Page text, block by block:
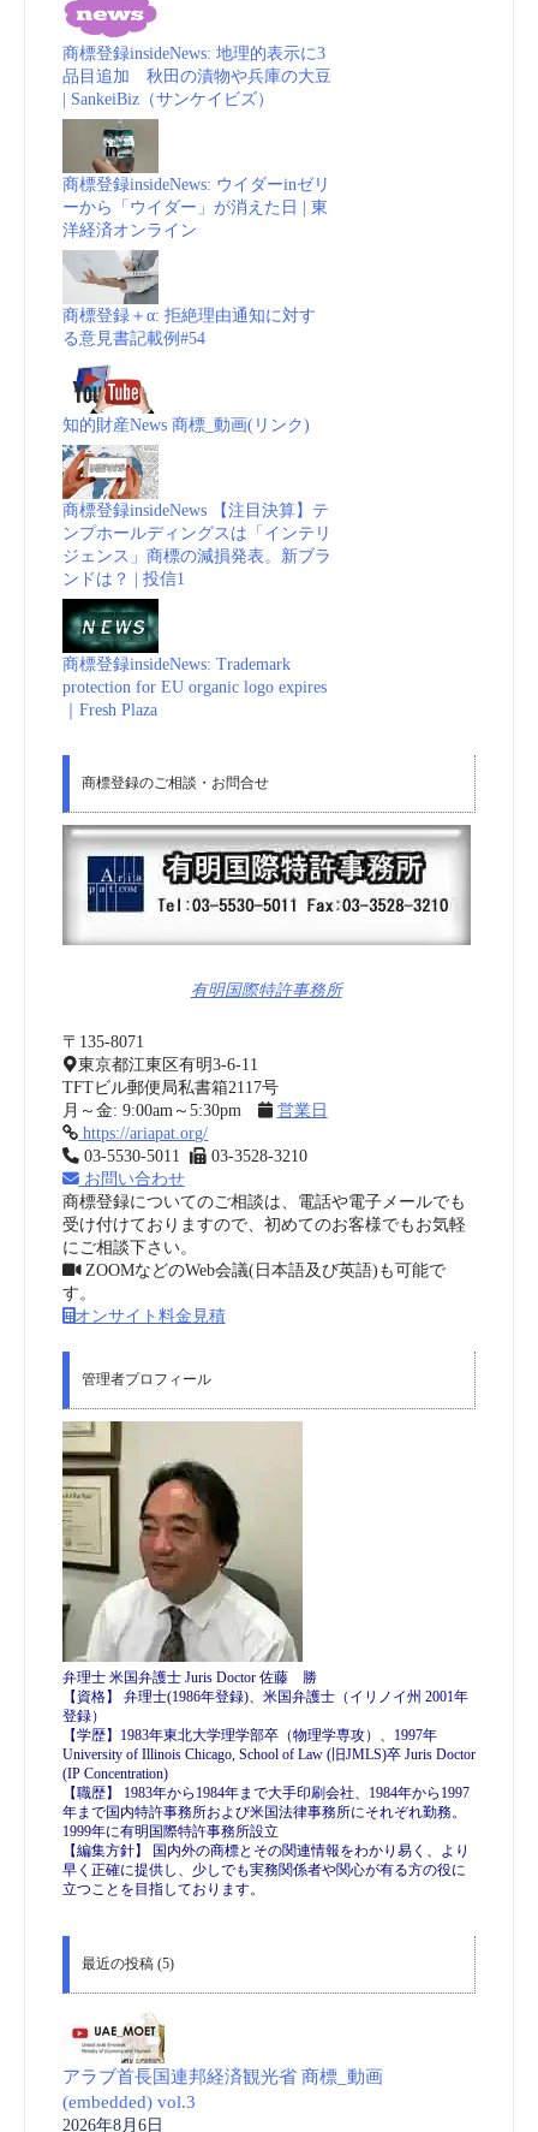
商標登録insideNews: 地理的表示に3
品目追加 秋田の漬物や兵庫の大豆
| SankeiBiz（サンケイビズ）
商標登録insideNews: ウイダーinゼリ
ーから「ウイダー」が消えた日 | 東
洋経済オンライン
商標登録＋α: 拒絶理由通知に対す
る意見書記載例#54
知的財産News 商標_動画(リンク)
商標登録insideNews 【注目決算】テ
ンプホールディングスは「インテリ
ジェンス」商標の減損発表。新ブラ
ンドは？ | 投信1
商標登録insideNews: Trademark
protection for EU organic logo expires
｜Fresh Plaza
商標登録のご相談・お問合せ
有明国際特許事務所
〒135-8071
東京都江東区有明3-6-11
TFTビル郵便局私書箱2117号
月～金: 9:00am～5:30pm
営業日
https://ariapat.org/
03-5530-5011
03-3528-3210
お問い合わせ
商標登録についてのご相談は、電話や電子メールでも
受け付けておりますので、初めてのお客様でもお気軽
にご相談下さい。
ZOOMなどのWeb会議(日本語及び英語)も可能で
す。
オンサイト料金見積
管理者プロフィール
弁理士 米国弁護士 Juris Doctor 佐藤 勝
【資格】 弁理士(1986年登録)、米国弁護士（イリノイ州 2001年
登録）
【学歴】1983年東北大学理学部卒（物理学専攻）、1997年
University of Illinois Chicago, School of Law (旧JMLS)卒 Juris Doctor
(IP Concentration)
【職歴】 1983年から1984年まで大手印刷会社、1984年から1997
年まで国内特許事務所および米国法律事務所にそれぞれ勤務。
1999年に有明国際特許事務所設立
【編集方針】 国内外の商標とその関連情報をわかり易く、より
早く正確に提供し、少しでも実務関係者や関心が有る方の役に
立つことを目指しております。
最近の投稿 (5)
アラブ首長国連邦経済観光省 商標_動画
(embedded) vol.3
2026年8月6日